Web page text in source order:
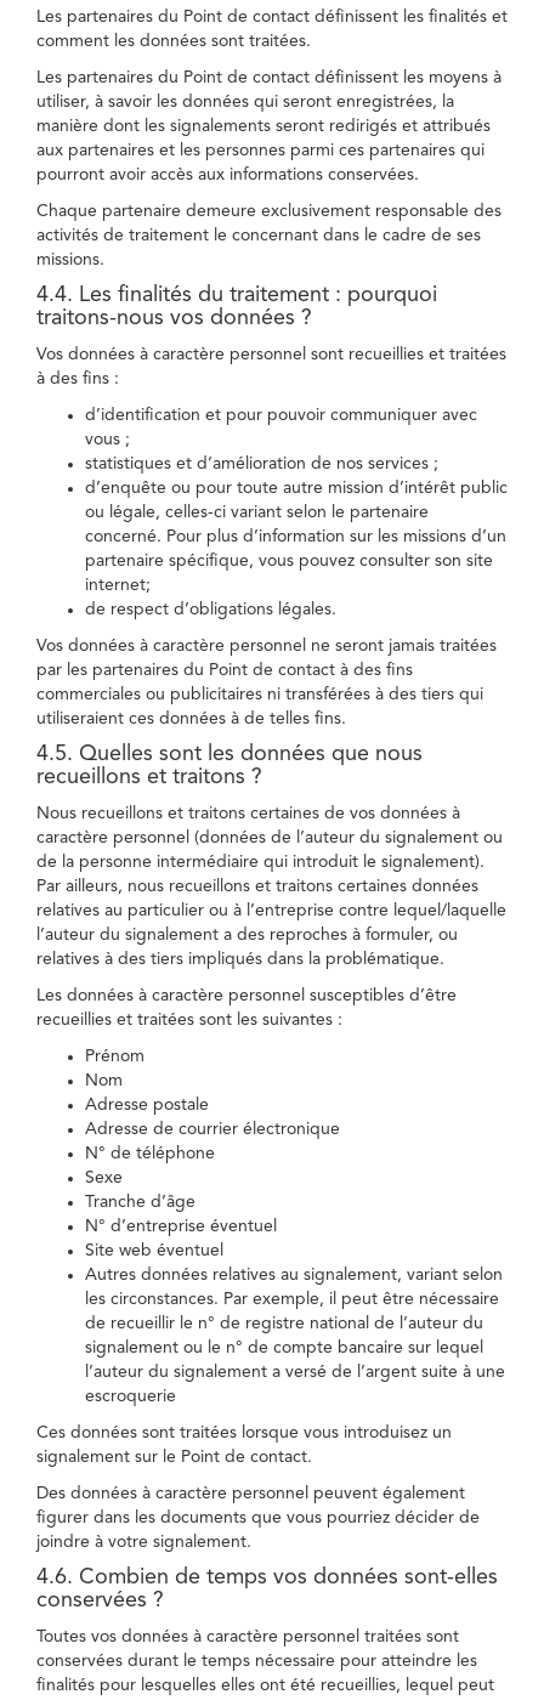
Les partenaires du Point de contact définissent les finalités et
comment les données sont traitées.
Les partenaires du Point de contact définissent les moyens à
utiliser, à savoir les données qui seront enregistrées, la
manière dont les signalements seront redirigés et attribués
aux partenaires et les personnes parmi ces partenaires qui
pourront avoir accès aux informations conservées.
Chaque partenaire demeure exclusivement responsable des
activités de traitement le concernant dans le cadre de ses
missions.
4.4. Les finalités du traitement : pourquoi
traitons-nous vos données ?
Vos données à caractère personnel sont recueillies et traitées
à des fins :
d’identification et pour pouvoir communiquer avec
vous ;
statistiques et d’amélioration de nos services ;
d’enquête ou pour toute autre mission d’intérêt public
ou légale, celles-ci variant selon le partenaire
concerné. Pour plus d’information sur les missions d’un
partenaire spécifique, vous pouvez consulter son site
internet;
de respect d’obligations légales.
Vos données à caractère personnel ne seront jamais traitées
par les partenaires du Point de contact à des fins
commerciales ou publicitaires ni transférées à des tiers qui
utiliseraient ces données à de telles fins.
4.5. Quelles sont les données que nous
recueillons et traitons ?
Nous recueillons et traitons certaines de vos données à
caractère personnel (données de l’auteur du signalement ou
de la personne intermédiaire qui introduit le signalement).
Par ailleurs, nous recueillons et traitons certaines données
relatives au particulier ou à l’entreprise contre lequel/laquelle
l’auteur du signalement a des reproches à formuler, ou
relatives à des tiers impliqués dans la problématique.
Les données à caractère personnel susceptibles d’être
recueillies et traitées sont les suivantes :
Prénom
Nom
Adresse postale
Adresse de courrier électronique
N° de téléphone
Sexe
Tranche d’âge
N° d’entreprise éventuel
Site web éventuel
Autres données relatives au signalement, variant selon
les circonstances. Par exemple, il peut être nécessaire
de recueillir le n° de registre national de l’auteur du
signalement ou le n° de compte bancaire sur lequel
l’auteur du signalement a versé de l’argent suite à une
escroquerie
Ces données sont traitées lorsque vous introduisez un
signalement sur le Point de contact.
Des données à caractère personnel peuvent également
figurer dans les documents que vous pourriez décider de
joindre à votre signalement.
4.6. Combien de temps vos données sont-elles
conservées ?
Toutes vos données à caractère personnel traitées sont
conservées durant le temps nécessaire pour atteindre les
finalités pour lesquelles elles ont été recueillies, lequel peut